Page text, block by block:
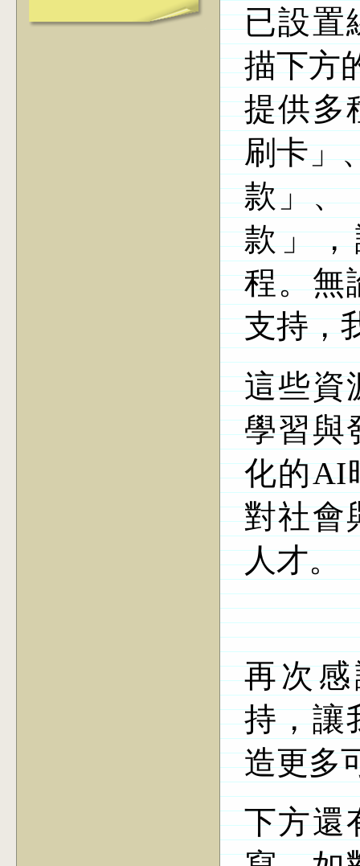
已設置
描下方
提供多
刷卡」
款」、
款」
程。無
支持，
這些資
學習與
化的AI
對社會
人才。
再次
持，讓
造更多
下方還